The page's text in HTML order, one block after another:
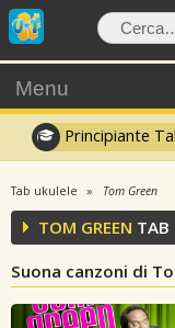
Menu
Principiante
Tab ukulele Tom Green
TOM GREEN TAB
Suona canzoni di